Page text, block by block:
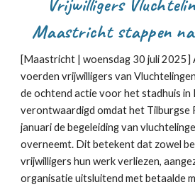
Maastricht stappen
[Maastricht |woensdag 30 juli 2025]
voerden vrijwilligers van
de ochtend actie voor het stadhuis in
verontwaardigd omdat het Tilburgse
januari de begeleiding van
overneemt. Dit betekent dat zowel
vrijwilligers hun werk verliezen,
organisatie uitsluitend met betaalde